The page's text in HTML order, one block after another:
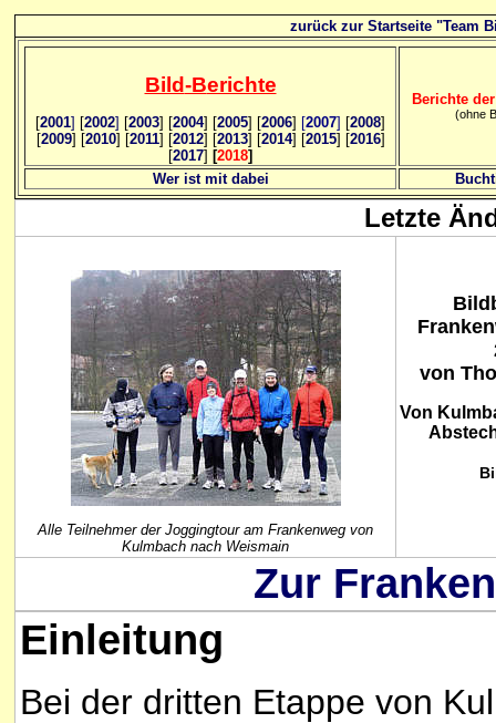
zurück zur Startseite "Team
Bild-Berichte
[2001] [2002] [2003] [2004] [2005] [2006] [2007] [2008]
[2009] [2010] [2011] [2012] [2013] [2014] [2015] [2016]
[2017] [2018]
Berichte
(ohne
Wer ist mit dabei
Letzte
Alle Teilnehmer der Joggingtour am Frankenweg von
Kulmbach nach Weismain
von
Von
Zur
Einleitung
Bei der dritten Etappe von